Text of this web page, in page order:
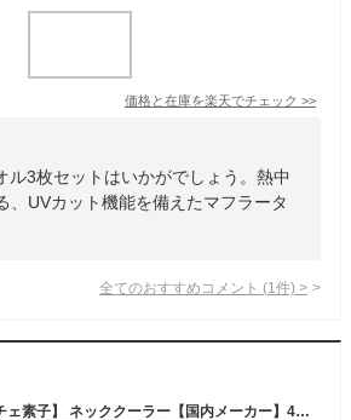
価格と在庫を楽天でチェック >>
ル3枚セットはいかがでしょう。熱中
、UVカット機能を備えたマフラータ
全てのおすすめコメント (1 件) >
【-15℃ 瞬間冷却 ペルチェ素子】 ネッククーラー【国内メーカー】4400mAh 冷却プレート ネックファン 首掛け扇風機 羽根なし 携帯扇風機 大風量 超軽量 静音 熱中症対策 男女併用 ギフト プレゼント Excitech